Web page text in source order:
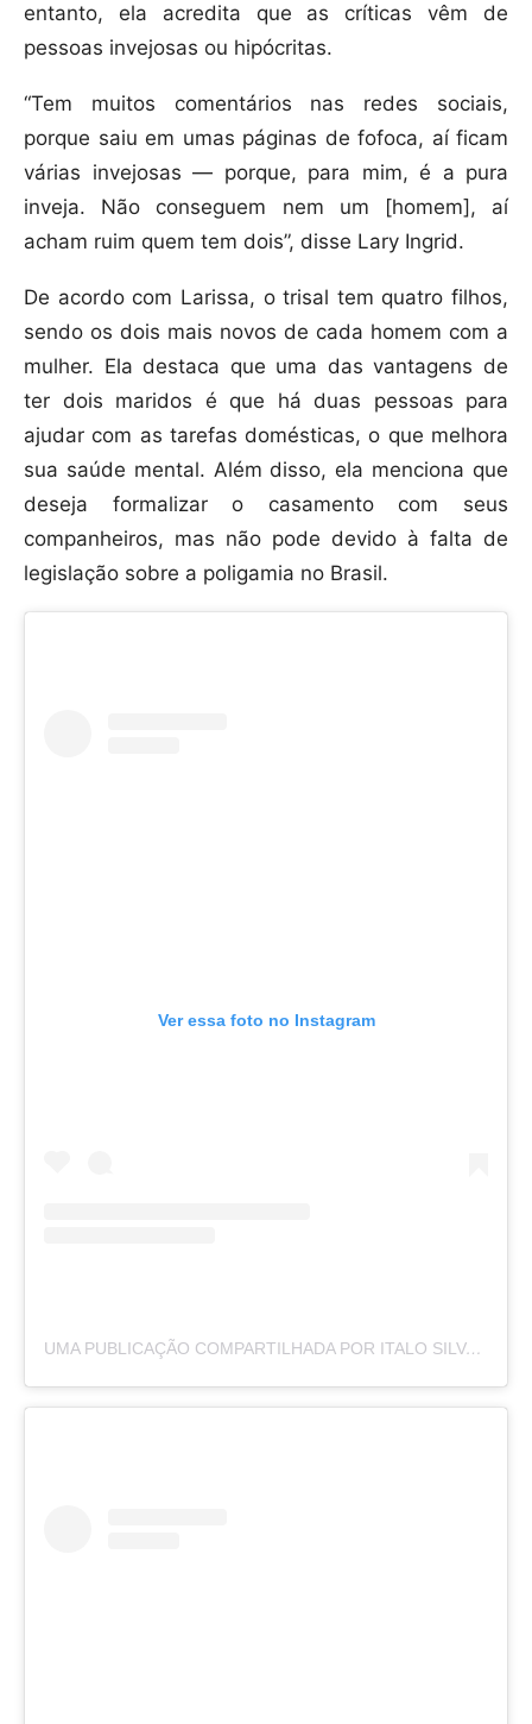
entanto, ela acredita que as críticas vêm de
pessoas invejosas ou hipócritas.
“Tem muitos comentários nas redes sociais,
porque saiu em umas páginas de fofoca, aí ficam
várias invejosas — porque, para mim, é a pura
inveja. Não conseguem nem um [homem], aí
acham ruim quem tem dois”, disse Lary Ingrid.
De acordo com Larissa, o trisal tem quatro filhos,
sendo os dois mais novos de cada homem com a
mulher. Ela destaca que uma das vantagens de
ter dois maridos é que há duas pessoas para
ajudar com as tarefas domésticas, o que melhora
sua saúde mental. Além disso, ela menciona que
deseja formalizar o casamento com seus
companheiros, mas não pode devido à falta de
legislação sobre a poligamia no Brasil.
Ver essa foto no Instagram
UMA PUBLICAÇÃO COMPARTILHADA POR ITALO SILVA (@ITALOO.SILVA.97)